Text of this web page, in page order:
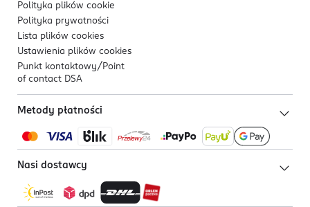
Polityka plików cookie
Polityka prywatności
Lista plików cookies
Ustawienia plików cookies
Punkt kontaktowy/ Point
of contact DSA
Metody płatności
Nasi dostawcy